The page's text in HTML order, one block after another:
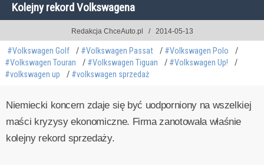
Kolejny rekord Volkswagena
Redakcja ChceAuto.pl 2014-05-13
#Volkswagen Golf #Volkswagen Passat
#Volkswagen Polo
#Volkswagen Touran
#Volkswagen Tiguan
#Volkswagen Up!
#volkswagen up
#volkswagen sprzedaż
Niemiecki koncern zdaje się być uodporniony na wszelkiej
maści kryzysy ekonomiczne. Firma zanotowała właśnie
kolejny rekord sprzedaży.